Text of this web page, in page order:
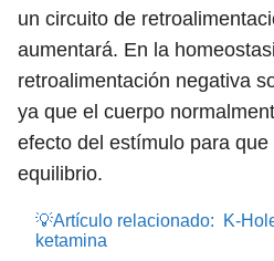
un circuito de
aumentará. En la
retroalimentación negativa
ya que el cuerpo
efecto del estímulo para que
equilibrio.
💡Artículo relacionado:
K-
ketamina